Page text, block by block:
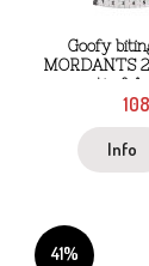
Goofy
MORDANTS
motiv
Info
41%